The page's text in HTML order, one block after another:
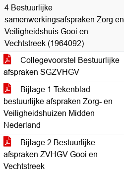
4 Bestuurlijke
samenwerkingsafspraken Zorg en
Veiligheidshuis Gooi en
Vechtstreek (1964092)
Collegevoorstel Bestuurlijke
afspraken SGZVHGV
Bijlage 1 Tekenblad
bestuurlijke afspraken Zorg- en
Veiligheidshuizen Midden
Nederland
Bijlage 2 Bestuurlijke
afspraken ZVHGV Gooi en
Vechtstreek